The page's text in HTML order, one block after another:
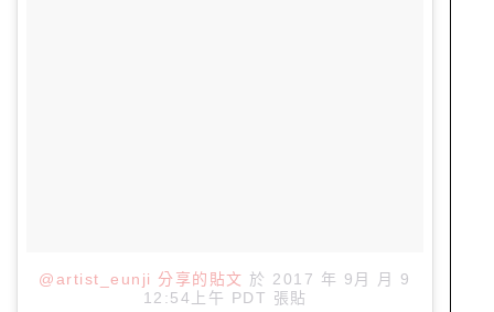
@artist_eunji 分享的貼文 於 2017 年 9月 月 9
12:54上午 PDT 張貼